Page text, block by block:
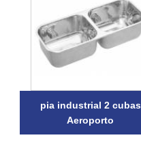
pia industrial 2 cubas
Aeroporto